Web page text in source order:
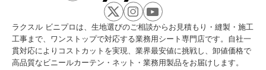
ラクスル ビニプロは、生地選びのご相談からお見積もり・縫製・施工
工事まで、ワンストップで対応する業務用シート専門店です。自社一
貫対応によりコストカットを実現、業界最安値に挑戦し、卸値価格で
高品質なビニールカーテン・ネット・業務用製品をお届けします。